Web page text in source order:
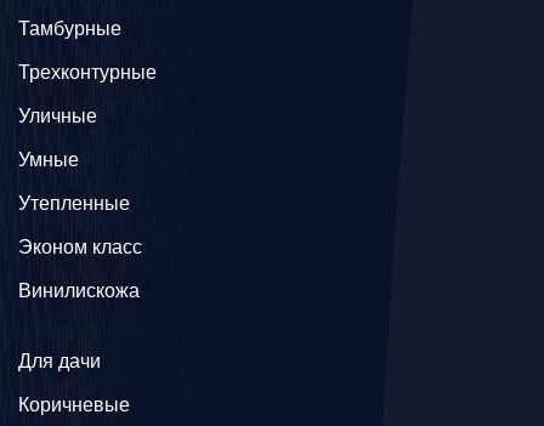
Тамбурные
Трехконтурные
Уличные
Умные
Утепленные
Эконом класс
Винилискожа
Для дачи
Коричневые